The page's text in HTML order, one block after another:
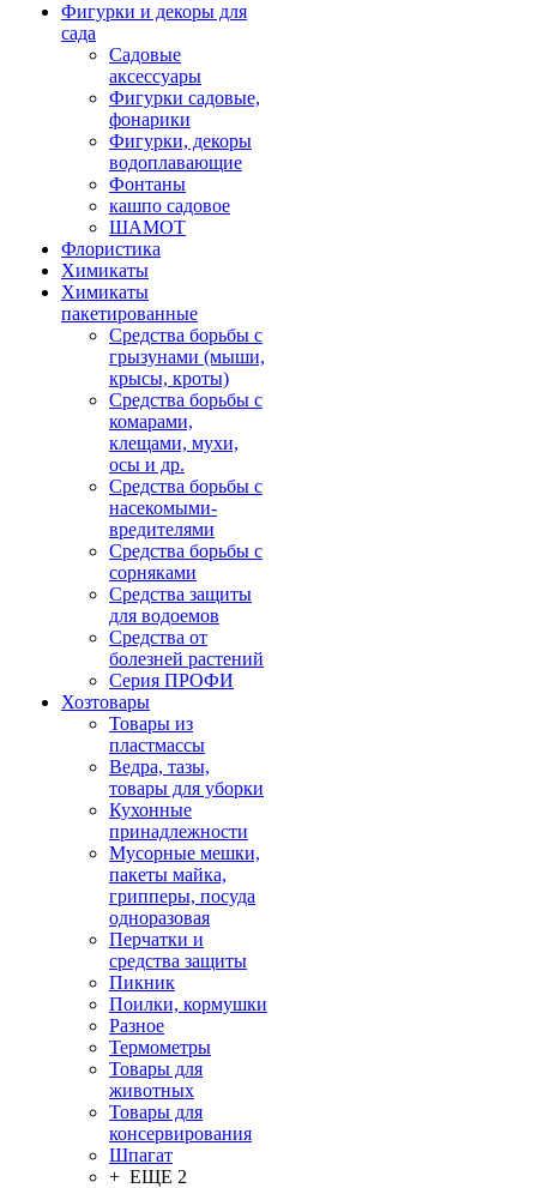
Фигурки и декоры для
сада
Садовые
аксессуары
Фигурки садовые,
фонарики
Фигурки, декоры
водоплавающие
Фонтаны
кашпо садовое
ШАМОТ
Флористика
Химикаты
Химикаты
пакетированные
Средства борьбы с
грызунами (мыши,
крысы, кроты)
Средства борьбы с
комарами,
клещами, мухи,
осы и др.
Средства борьбы с
насекомыми-
вредителями
Средства борьбы с
сорняками
Средства защиты
для водоемов
Средства от
болезней растений
Серия ПРОФИ
Хозтовары
Товары из
пластмассы
Ведра, тазы,
товары для уборки
Кухонные
принадлежности
Мусорные мешки,
пакеты майка,
грипперы, посуда
одноразовая
Перчатки и
средства защиты
Пикник
Поилки, кормушки
Разное
Термометры
Товары для
животных
Товары для
консервирования
Шпагат
+ ЕЩЕ 2